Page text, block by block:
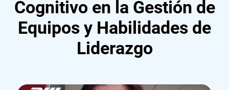
Cognitivo en la Gestión de
Equipos y Habilidades de
Liderazgo